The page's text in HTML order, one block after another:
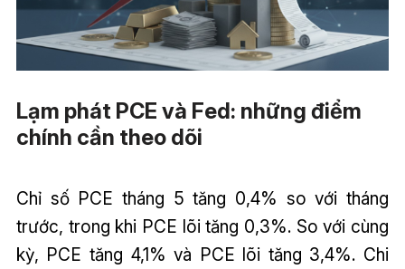
Lạm phát PCE và Fed: những điểm
chính cần theo dõi
Chỉ số PCE tháng 5 tăng 0,4% so với tháng
trước, trong khi PCE lõi tăng 0,3%. So với cùng
kỳ, PCE tăng 4,1% và PCE lõi tăng 3,4%. Chi